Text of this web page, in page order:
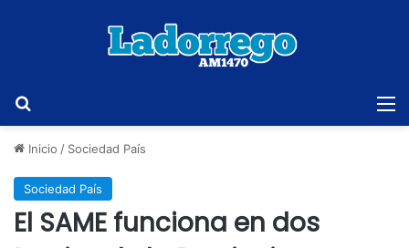
Inicio / Sociedad País
Sociedad País
El SAME funciona en dos